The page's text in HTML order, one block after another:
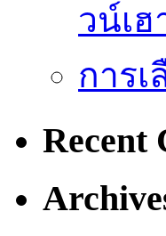
วน์เฮ
การ
Recent